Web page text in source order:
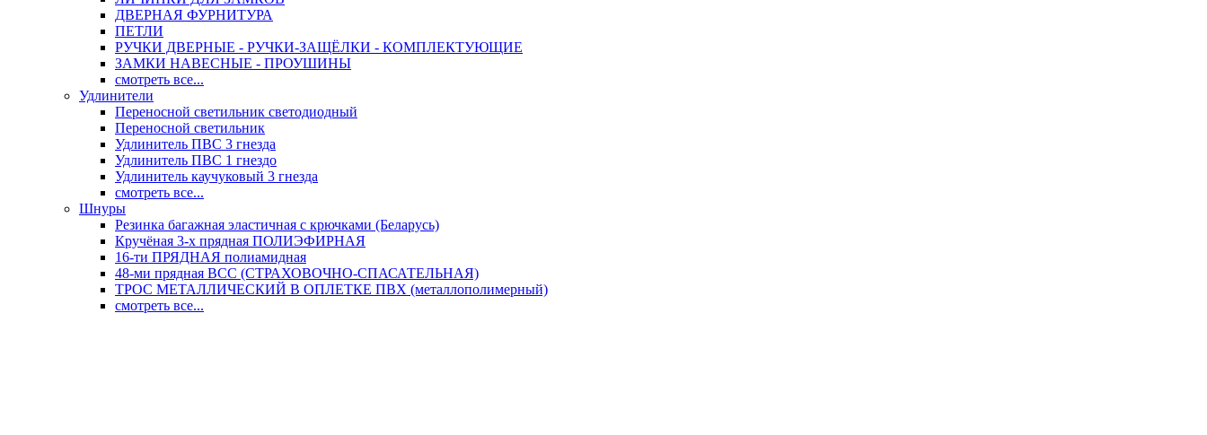
ДВЕРНАЯ ФУРНИТУРА
ПЕТЛИ
РУЧКИ ДВЕРНЫЕ - РУЧКИ-ЗАЩЁЛКИ - КОМПЛЕКТУЮЩИЕ
ЗАМКИ НАВЕСНЫЕ - ПРОУШИНЫ
смотреть все...
Удлинители
Переносной светильник светодиодный
Переносной светильник
Удлинитель ПВС 3 гнезда
Удлинитель ПВС 1 гнездо
Удлинитель каучуковый 3 гнезда
смотреть все...
Шнуры
Резинка багажная эластичная с крючками (Беларусь)
Кручёная 3-х прядная ПОЛИЭФИРНАЯ
16-ти ПРЯДНАЯ полиамидная
48-ми прядная ВСС (СТРАХОВОЧНО-СПАСАТЕЛЬНАЯ)
ТРОС МЕТАЛЛИЧЕСКИЙ В ОПЛЕТКЕ ПВХ (металлополимерный)
смотреть все...